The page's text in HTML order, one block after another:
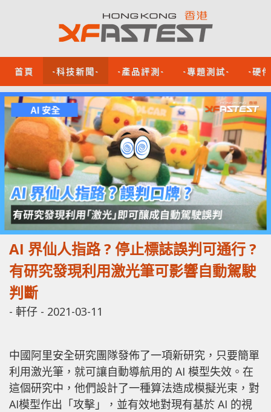
首頁 -科技新聞- -產品評測- -專題測試- -硬
AI 界仙人指路 ? 停止標誌誤判可通行 ?
有研究發現利用激光筆可影響自動駕駛
判斷
- 軒仔 - 2021-03-11
中國阿里安全研究團隊發佈了一項新研究，只要簡單
利用激光筆，就可讓自動導航用的 AI 模型失效。在
這個研究中，他們設計了一種算法造成模擬光束，對
AI模型作出「攻擊」，並有效地對現有基於 AI 的視